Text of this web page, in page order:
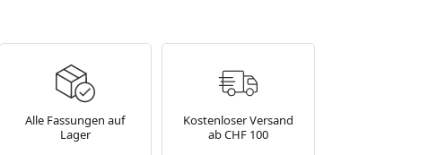
Alle Fassungen auf
Lager
Kostenloser Versand
ab CHF 100